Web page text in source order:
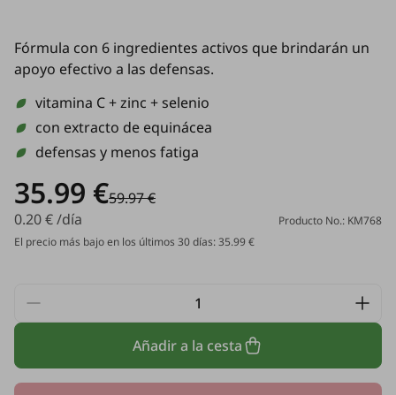
Fórmula con 6 ingredientes activos que brindarán un
apoyo efectivo a las defensas.
vitamina C + zinc + selenio
con extracto de equinácea
defensas y menos fatiga
35.99 €59.97 €
0.20 € /día
Producto No.: KM768
El precio más bajo en los últimos 30 días: 35.99 €
Añadir a la cesta